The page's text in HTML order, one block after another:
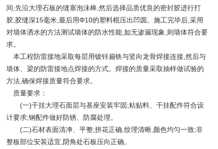
间,先沿大理石板的缝塞泡沫棒,然后选择品质优良的密封胶进行打
胶,胶缝深15毫米,最后用Φ10的塑料棍压出凹圆。施工完毕后,采用
对墙体洒水的方法测试墙体的防水性能,如无渗漏现象,则墙体符合要
求。
本工程防雷接地采取每层用镀锌扁铁与竖向龙骨焊接连接,然后与
墙体、梁的防雷接地点焊接的方式。焊接的质量采取抽样做试验的
方法,确保焊接质量符合要求。
质量要求：
(一)干挂大理石面层与基座安装牢固;粘贴料、干挂配件符合设
计要求;钢配件做好防锈、防腐处理。
(二)石材表面清净、平整;拼花正确,纹理清晰,颜色均匀一致;非
整板部位安装适宜,阴角处石板压向正确。